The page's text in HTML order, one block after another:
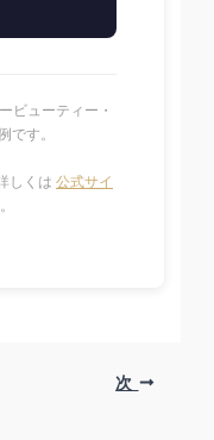
ビューティー・
です。
しくは 公式サイ
次